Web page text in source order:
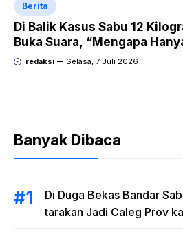
Berita
Di Balik Kasus Sabu 12
Buka Suara, “Mengapa
Dipecat dan Dipidana?
redaksi Selasa, 7 Juli 2026
Banyak Dibaca
Di Duga Bekas Bandar
tarakan Jadi Caleg Prov